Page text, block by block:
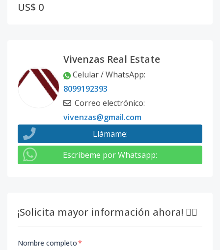
US$ 0
Vivenzas Real Estate
Celular / WhatsApp:
8099192393
Correo electrónico:
vivenzas@gmail.com
Llámame:
Escribeme por Whatsapp:
¡Solicita mayor información ahora! 👇🏽
Nombre completo*